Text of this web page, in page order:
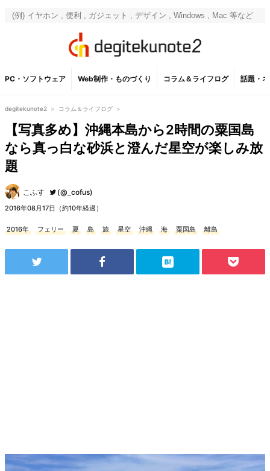
PC・ソフトウェア Web制作・ものづくり コラム＆ライフログ 話題・
degitekunote2 > コラム＆ライフログ >
【写真多め】沖縄本島から2時間の粟国島
なら真っ白な砂浜と澄んだ星空が楽しみ放
題
こふす (@_cofus)
2016年08月17日（約10年経過）
2016年 フェリー 夏 島 旅 星空 沖縄 海 粟国島 離島